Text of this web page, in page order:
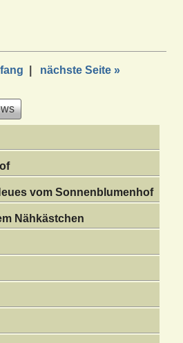
nächste Seite »
vom Sonnenblumenhof
Nähkästchen